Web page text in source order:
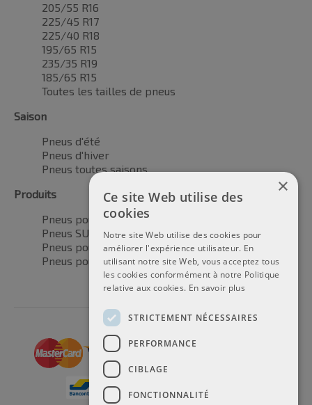
205/55 R16
225/45 R17
225/40 R18
195/65 R15
235/35 R19
185/65 R15
Toutes les tailles de pneus
Saison
Pneus d'été
Pneus d'hiver
Pneus toutes saisons
Produits
Pneus pour voitures
Pneus SUV / 4x4
Pneus pour camionnettes
Pneus pour motos
×
Ce site Web utilise des
cookies
Notre site Web utilise des cookies pour
améliorer l'expérience utilisateur. En
utilisant notre site Web, vous acceptez tous
les cookies conformément à notre Politique
relative aux cookies. En savoir plus
STRICTEMENT NÉCESSAIRES
PERFORMANCE
CIBLAGE
FONCTIONNALITÉ